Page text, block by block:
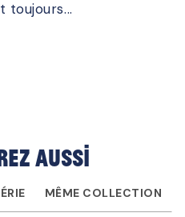
toujours...
aussi
MÊME COLLECTION